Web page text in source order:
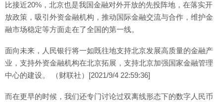
比接近20%，北京也是我国金融对外开放的先投阵地，在落实开
放政策，吸引外资金融机构，推动国际金融交流与合作，维护金
融市场稳定等方面走在了全国的第一线。
面向未来，人民银行将一如既往地支持北京发展高质量的金融产
业，支持外资金融机构在北京拓展，支持北京加强国家金融管理
中心的建设。 （财联社）[2021/9/4 22:59:36]
而在更早的时候，我们还专门讨论过双离线形态下的数字人民币